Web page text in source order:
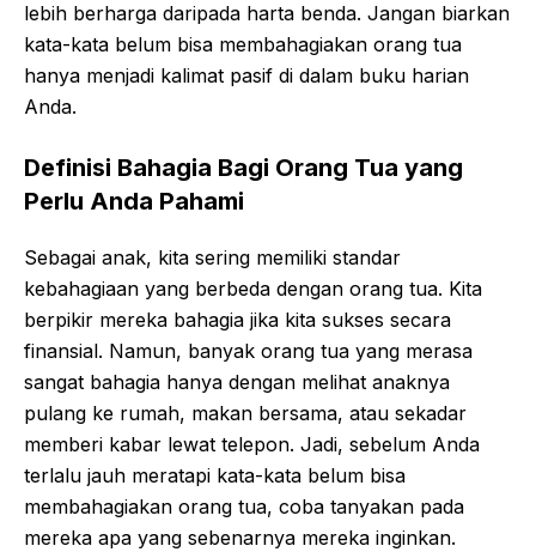
lebih berharga daripada harta benda. Jangan biarkan
kata-kata belum bisa membahagiakan orang tua
hanya menjadi kalimat pasif di dalam buku harian
Anda.
Definisi Bahagia Bagi Orang Tua yang
Perlu Anda Pahami
Sebagai anak, kita sering memiliki standar
kebahagiaan yang berbeda dengan orang tua. Kita
berpikir mereka bahagia jika kita sukses secara
finansial. Namun, banyak orang tua yang merasa
sangat bahagia hanya dengan melihat anaknya
pulang ke rumah, makan bersama, atau sekadar
memberi kabar lewat telepon. Jadi, sebelum Anda
terlalu jauh meratapi kata-kata belum bisa
membahagiakan orang tua, coba tanyakan pada
mereka apa yang sebenarnya mereka inginkan.